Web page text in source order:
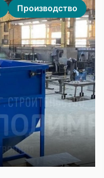
Производство